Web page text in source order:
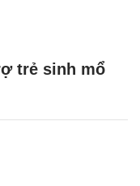
trẻ sinh mổ